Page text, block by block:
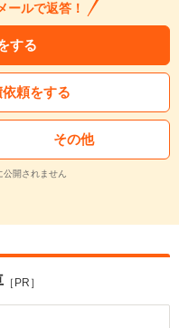
ールで返答！
する
頼をする
その他
開されません
［PR］